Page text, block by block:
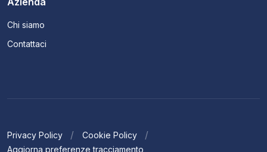
Chi siamo
Contattaci
Privacy Policy
Cookie Policy
Aggiorna preferenze tracciamento